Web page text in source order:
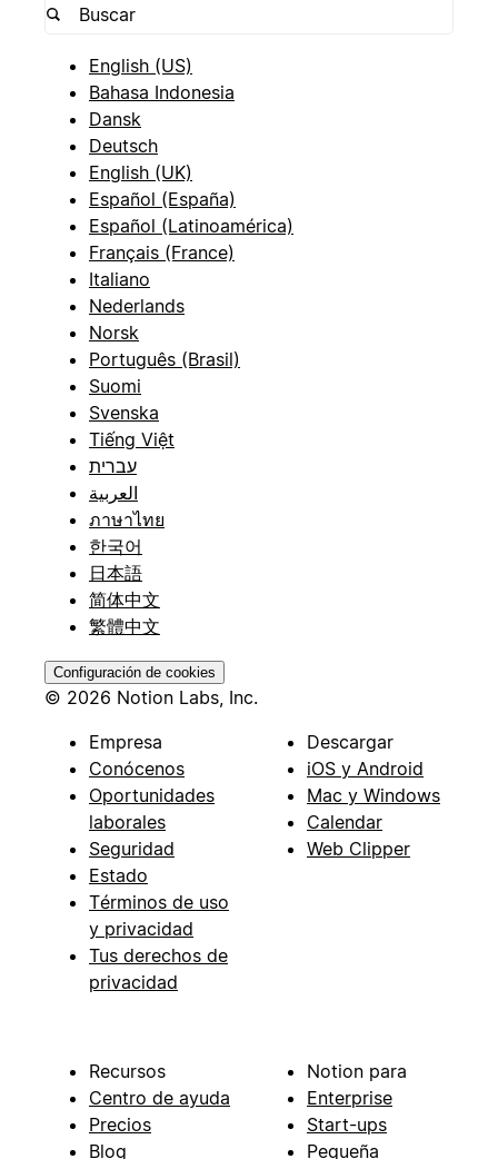
English (US)
Bahasa Indonesia
Dansk
Deutsch
English (UK)
Español (España)
Español (Latinoamérica)
Français (France)
Italiano
Nederlands
Norsk
Português (Brasil)
Suomi
Svenska
Tiếng Việt
עברית
العربية
ภาษาไทย
한국어
日本語
简体中文
繁體中文
Configuración de cookies
© 2026 Notion Labs, Inc.
Empresa
Conócenos
Oportunidades
laborales
Seguridad
Estado
Términos de uso
y privacidad
Tus derechos de
privacidad
Descargar
iOS y Android
Mac y Windows
Calendar
Web Clipper
Recursos
Centro de ayuda
Precios
Blog
Notion para
Enterprise
Start-ups
Pequeña